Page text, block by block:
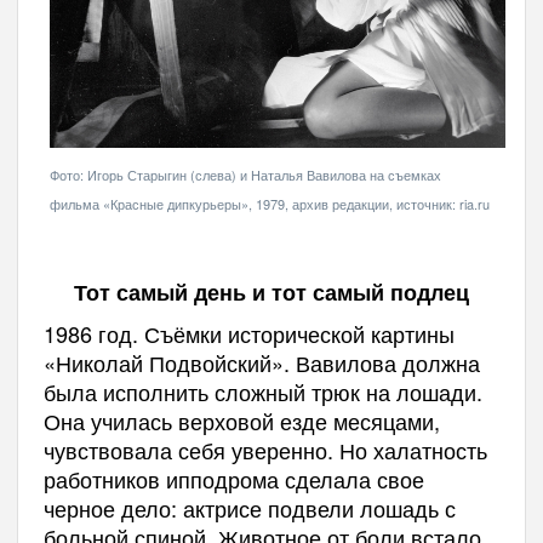
Фото: Игорь Старыгин (слева) и Наталья Вавилова на съемках
фильма «Красные дипкурьеры», 1979, архив редакции, источник: ria.ru
Тот самый день и тот самый подлец
1986 год. Съёмки исторической картины
«Николай Подвойский». Вавилова должна
была исполнить сложный трюк на лошади.
Она училась верховой езде месяцами,
чувствовала себя уверенно. Но халатность
работников ипподрома сделала свое
черное дело: актрисе подвели лошадь с
больной спиной. Животное от боли встало